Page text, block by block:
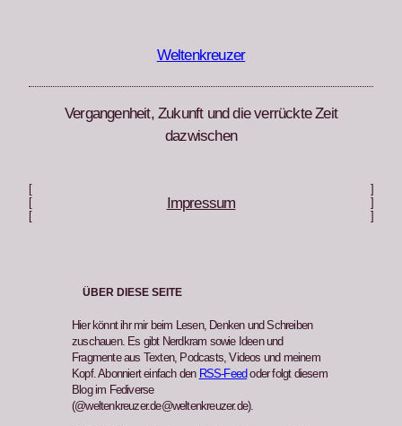
Weltenkreuzer
Vergangenheit, Zukunft und die verrückte Zeit
dazwischen
Impressum
ÜBER DIESE SEITE
Hier könnt ihr mir beim Lesen, Denken und Schreiben
zuschauen. Es gibt Nerdkram sowie Ideen und
Fragmente aus Texten, Podcasts, Videos und meinem
Kopf. Abonniert einfach den RSS-Feed oder folgt diesem
Blog im Fediverse
(@weltenkreuzer.de@weltenkreuzer.de).